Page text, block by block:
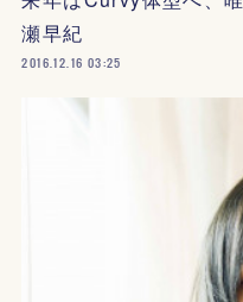
瀬早紀
2016.12.16 03:25